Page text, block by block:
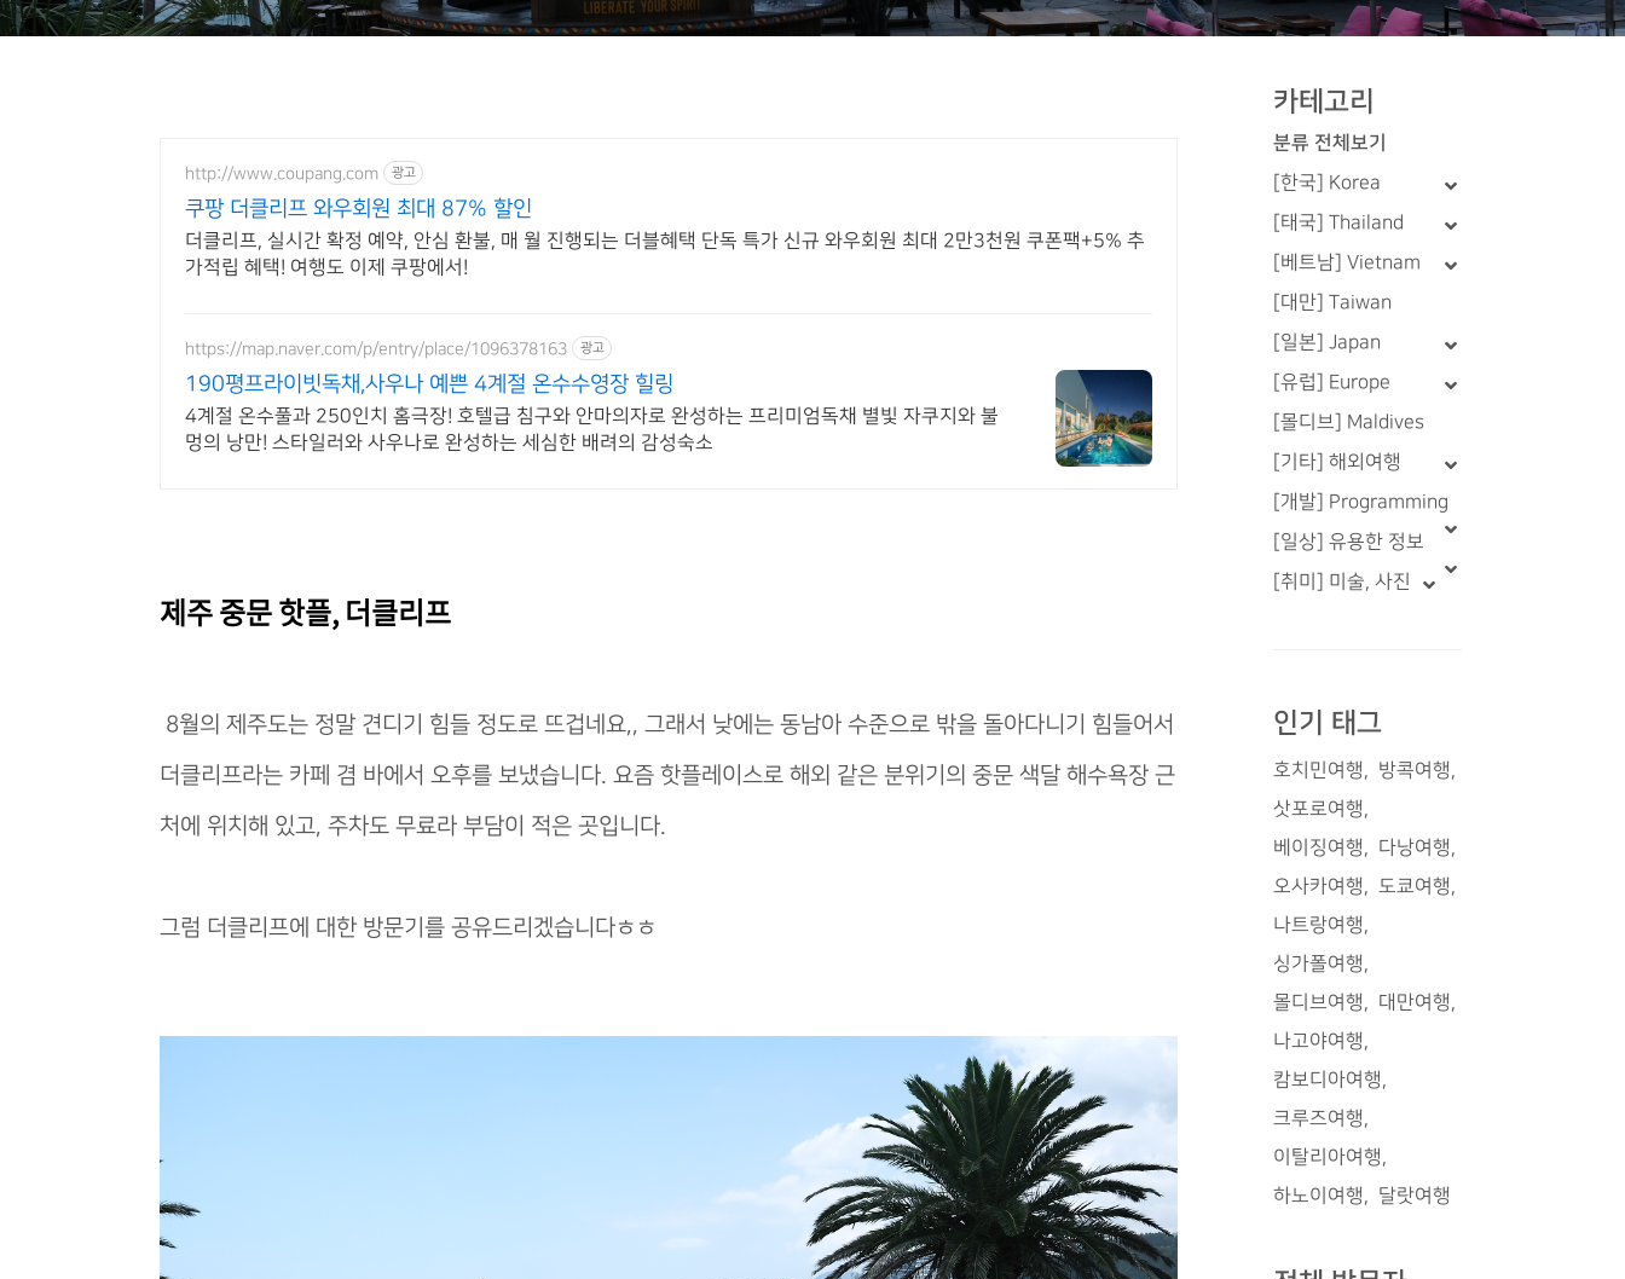
http://www.coupang.com 광고
쿠팡 더클리프 와우회원 최대 87% 할인
더클리프, 실시간 확정 예약, 안심 환불, 매 월 진행되는 더블혜택 단독 특가 신규 와우회원 최대 2만3천원 쿠폰팩+5% 추
가적립 혜택! 여행도 이제 쿠팡에서!
https://map.naver.com/p/entry/place/1096378163 광고
190평프라이빗독채,사우나 예쁜 4계절 온수수영장 힐링
4계절 온수풀과 250인치 홈극장! 호텔급 침구와 안마의자로 완성하는 프리미엄독채 별빛 자쿠지와 불
멍의 낭만! 스타일러와 사우나로 완성하는 세심한 배려의 감성숙소
제주 중문 핫플, 더클리프
8월의 제주도는 정말 견디기 힘들 정도로 뜨겁네요,, 그래서 낮에는 동남아 수준으로 밖을 돌아다니기 힘들어서
더클리프라는 카페 겸 바에서 오후를 보냈습니다. 요즘 핫플레이스로 해외 같은 분위기의 중문 색달 해수욕장 근
처에 위치해 있고, 주차도 무료라 부담이 적은 곳입니다.
그럼 더클리프에 대한 방문기를 공유드리겠습니다ㅎㅎ
카테고리
분류 전체보기
[한국] Korea
[태국] Thailand
[베트남] Vietnam
[대만] Taiwan
[일본] Japan
[유럽] Europe
[몰디브] Maldives
[기타] 해외여행
[개발] Programming
[일상] 유용한 정보
[취미] 미술, 사진
인기 태그
호치민여행
방콕여행
삿포로여행
베이징여행
다낭여행
오사카여행
도쿄여행
나트랑여행
싱가폴여행
몰디브여행
대만여행
나고야여행
캄보디아여행
크루즈여행
이탈리아여행
하노이여행
달랏여행